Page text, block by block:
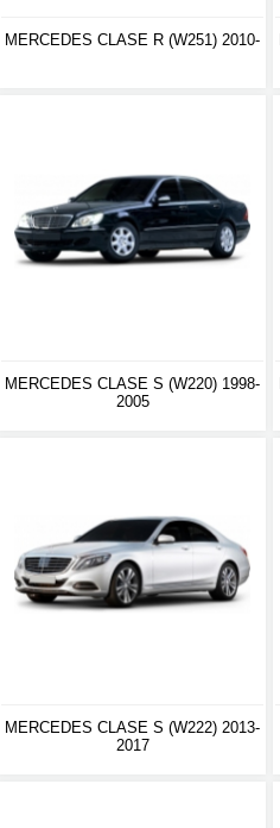
MERCEDES CLASE R (W251) 2010-
MERCEDES CLASE S (W220) 1998-
2005
MERCEDES CLASE S (W222) 2013-
2017